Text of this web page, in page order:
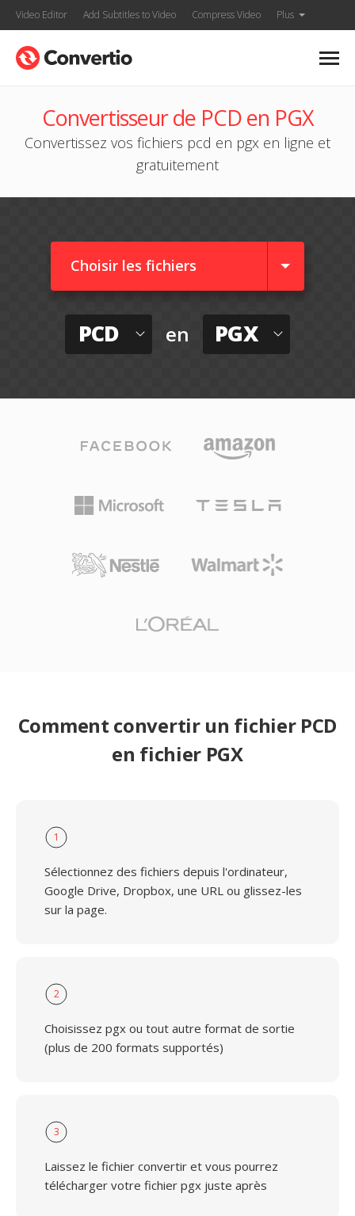
Video Editor Add Subtitles to Video Compress Video Plus
Convertisseur de PCD en PGX
Convertissez vos fichiers pcd en pgx en ligne et
gratuitement
Choisir les fichiers
PCD en PGX
Comment convertir un fichier PCD
en fichier PGX
1
Sélectionnez des fichiers depuis l'ordinateur,
Google Drive, Dropbox, une URL ou glissez-les
sur la page.
2
Choisissez pgx ou tout autre format de sortie
(plus de 200 formats supportés)
3
Laissez le fichier convertir et vous pourrez
télécharger votre fichier pgx juste après